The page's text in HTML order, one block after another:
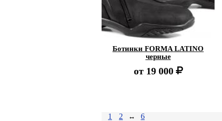
Ботинки FORMA LATINO
черные
от 19 000
1 2 ↔ 6